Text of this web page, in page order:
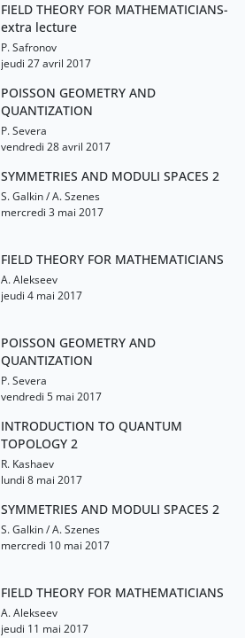
FIELD THEORY FOR MATHEMATICIANS-
extra lecture
P. Safronov
jeudi 27 avril 2017
POISSON GEOMETRY AND
QUANTIZATION
P. Severa
vendredi 28 avril 2017
SYMMETRIES AND MODULI SPACES 2
S. Galkin / A. Szenes
mercredi 3 mai 2017
FIELD THEORY FOR MATHEMATICIANS
A. Alekseev
jeudi 4 mai 2017
POISSON GEOMETRY AND
QUANTIZATION
P. Severa
vendredi 5 mai 2017
INTRODUCTION TO QUANTUM
TOPOLOGY 2
R. Kashaev
lundi 8 mai 2017
SYMMETRIES AND MODULI SPACES 2
S. Galkin / A. Szenes
mercredi 10 mai 2017
FIELD THEORY FOR MATHEMATICIANS
A. Alekseev
jeudi 11 mai 2017